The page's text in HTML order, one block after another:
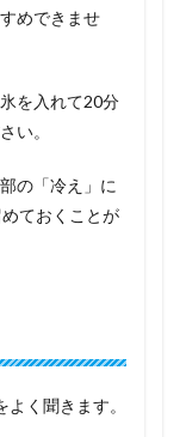
めできませ
を入れて20分
い。
の「冷え」に
ておくことが
く聞きます。